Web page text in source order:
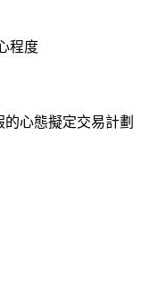
程度
心態擬定交易計劃